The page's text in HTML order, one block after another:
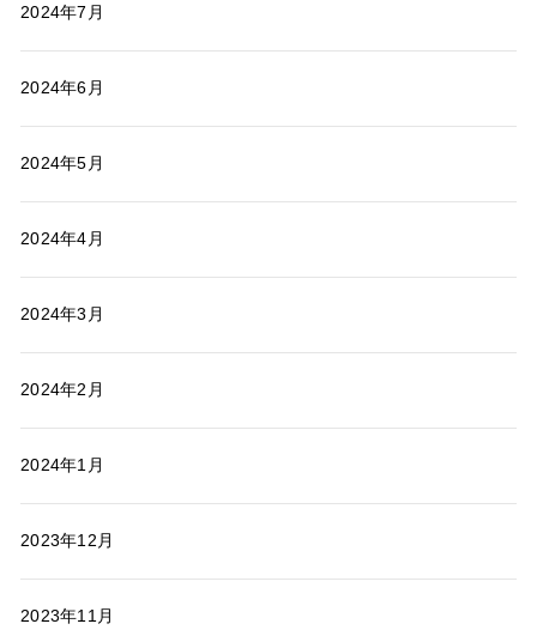
2024年7月
2024年6月
2024年5月
2024年4月
2024年3月
2024年2月
2024年1月
2023年12月
2023年11月